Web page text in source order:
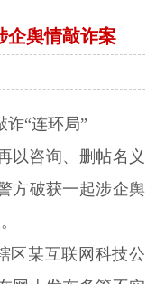
企舆情敲诈案
诈“连环局”
以咨询、删帖名义
方破获一起涉企舆
区某互联网科技公